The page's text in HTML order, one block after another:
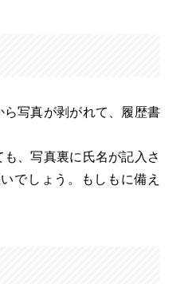
写真が剥がれて、履歴書
、写真裏に氏名が記入さ
でしょう。もしもに備え